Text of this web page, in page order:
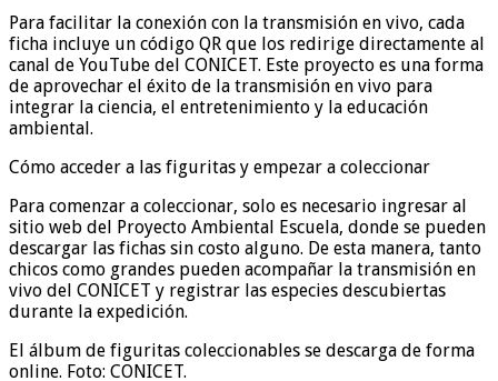
Para facilitar la conexión con la transmisión en vivo, cada
ficha incluye un código QR que los redirige directamente al
canal de YouTube del CONICET. Este proyecto es una forma
de aprovechar el éxito de la transmisión en vivo para
integrar la ciencia, el entretenimiento y la educación
ambiental.
Cómo acceder a las figuritas y empezar a coleccionar
Para comenzar a coleccionar, solo es necesario ingresar al
sitio web del Proyecto Ambiental Escuela, donde se pueden
descargar las fichas sin costo alguno. De esta manera, tanto
chicos como grandes pueden acompañar la transmisión en
vivo del CONICET y registrar las especies descubiertas
durante la expedición.
El álbum de figuritas coleccionables se descarga de forma
online. Foto: CONICET.